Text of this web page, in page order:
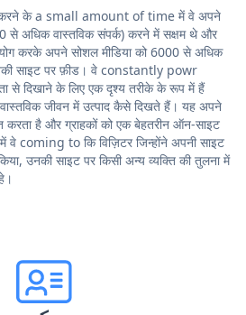
करने के a small amount of time में वे अपने
से अधिक वास्तविक संपर्क) करने में सक्षम थे और
करके अपने सोशल मीडिया को 6000 से अधिक
साइट पर फ़ीड। वे constantly powr
से दिखाने के लिए एक दृश्य तरीके के रूप में हैं
जीवन में उत्पाद कैसे दिखते हैं। यह अपने
करता है और ग्राहकों को एक बेहतरीन ऑन-साइट
वे coming to कि विज़िटर जिन्होंने अपनी साइट
उनकी साइट पर किसी अन्य व्यक्ति की तुलना में